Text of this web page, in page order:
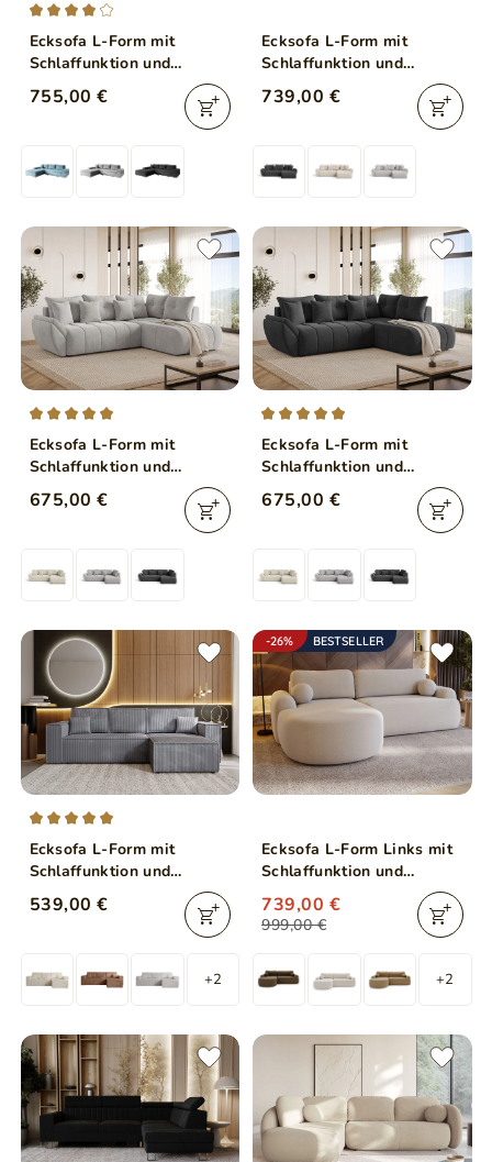
Ecksofa L-Form mit
Schlaffunktion und
Bettkasten Sonia Schwarz
755,00 €
Ecksofa L-Form mit
Schlaffunktion und
Bettkasten Decor L
Anthrazit
739,00 €
Ecksofa L-Form mit
Schlaffunktion und
Bettkasten Genoa
Hellgrau
675,00 €
Ecksofa L-Form mit
Schlaffunktion und
Bettkasten Genoa
Anthrazit
675,00 €
Ecksofa L-Form mit
Schlaffunktion und
Bettkasten Prato XL
Dunkelgrau
539,00 €
+2
-26% BESTSELLER
Ecksofa L-Form Links mit
Schlaffunktion und
Bettkasten Aurio Creme
999,00 €
739,00 €
+2